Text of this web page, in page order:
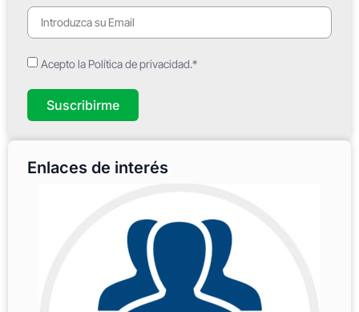
Acepto la Política de privacidad.*
Suscribirme
Enlaces de interés